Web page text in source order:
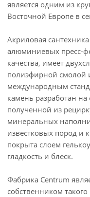
является одним из
Восточной Европе в
Акриловая
алюминиевых пресс-
качества, имеет
полиэфирной смолой
международным
камень разработан
полученной из
минеральных
известковых пород и
покрыта слоем
гладкость и блеск.
Фабрика Centrum
собственником